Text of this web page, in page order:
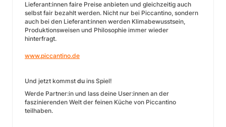
Lieferant:innen faire Preise anbieten und gleichzeitig auch
selbst fair bezahlt werden. Nicht nur bei Piccantino, sondern
auch bei den Lieferant:innen werden Klimabewusstsein,
Produktionsweisen und Philosophie immer wieder
hinterfragt.
www.piccantino.de
Und jetzt kommst du ins Spiel!
Werde Partner:in und lass deine User:innen an der
faszinierenden Welt der feinen Küche von Piccantino
teilhaben.